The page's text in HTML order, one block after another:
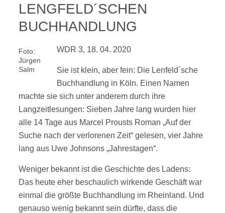
LENGFELD´SCHEN
BUCHHANDLUNG
Foto:
Jürgen
Salm
WDR 3, 18. 04. 2020
Sie ist klein, aber fein: Die Lenfeld´sche
Buchhandlung in Köln. Einen Namen
machte sie sich unter anderem durch ihre
Langzeitlesungen: Sieben Jahre lang wurden hier
alle 14 Tage aus Marcel Prousts Roman „Auf der
Suche nach der verlorenen Zeit“ gelesen, vier Jahre
lang aus Uwe Johnsons „Jahrestagen“.
Weniger bekannt ist die Geschichte des Ladens:
Das heute eher beschaulich wirkende Geschäft war
einmal die größte Buchhandlung im Rheinland. Und
genauso wenig bekannt sein dürfte, dass die